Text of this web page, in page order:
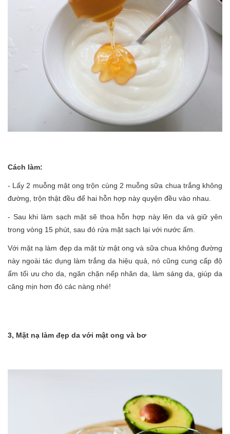
Cách làm:
- Lấy 2 muỗng mật ong trộn cùng 2 muỗng sữa chua trắng không
đường, trộn thật đều để hai hỗn hợp này quyện đều vào nhau.
- Sau khi làm sạch mặt sẽ thoa hỗn hợp này lên da và giữ yên
trong vòng 15 phút, sau đó rửa mặt sạch lại với nước ấm.
Với mặt nạ làm đẹp da mặt từ mật ong và sữa chua không đường
này ngoài tác dụng làm trắng da hiệu quả, nó cũng cung cấp độ
ẩm tối ưu cho da, ngăn chặn nếp nhăn da, làm sáng da, giúp da
căng mịn hơn đó các nàng nhé!
3, Mặt nạ làm đẹp da với mật ong và bơ